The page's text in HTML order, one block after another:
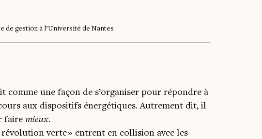
de gestion à l’Université de Nantes
comme une façon de s’organiser pour répondre à
aux dispositifs énergétiques. Autrement dit, il
faire mieux.
verte » entrent en collision avec les